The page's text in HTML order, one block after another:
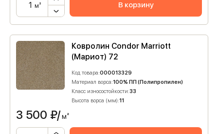
м² В корзину
Ковролин Condor Marriott
(Мариот) 72
Код товара:000013329
Материал ворса:100% ПП (Полипропилен)
Класс износостойкости:33
Высота ворса (мм):11
3 500 ₽/м²